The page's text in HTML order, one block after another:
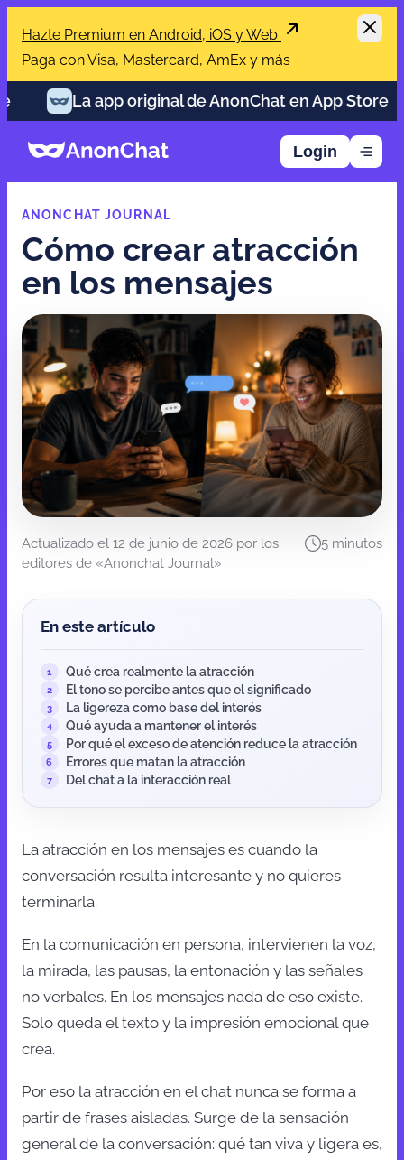
Hazte Premium en Android, iOS y Web
Paga con Visa, Mastercard, AmEx y más
La app original de AnonChat en App Store La
Login
ANONCHAT JOURNAL
Cómo crear atracción
en los mensajes
Actualizado el 12 de junio de 2026 por los
editores de «Anonchat Journal»
5 minutos
En este artículo
1 Qué crea realmente la atracción
2 El tono se percibe antes que el significado
3 La ligereza como base del interés
4 Qué ayuda a mantener el interés
5 Por qué el exceso de atención reduce la atracción
6 Errores que matan la atracción
7 Del chat a la interacción real
La atracción en los mensajes es cuando la
conversación resulta interesante y no quieres
terminarla.
En la comunicación en persona, intervienen la voz,
la mirada, las pausas, la entonación y las señales
no verbales. En los mensajes nada de eso existe.
Solo queda el texto y la impresión emocional que
crea.
Por eso la atracción en el chat nunca se forma a
partir de frases aisladas. Surge de la sensación
general de la conversación: qué tan viva y ligera es,